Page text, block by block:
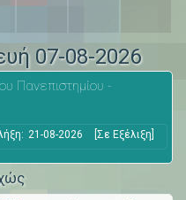
07-08-2026
Πανεπιστημίου -
21-08-2026 [Σε Εξέλιξη]